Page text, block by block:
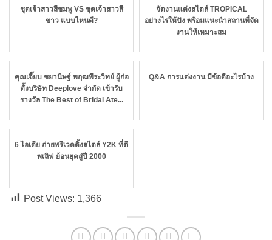
ชุดเจ้าสาวสีชมพู VS ชุดเจ้าสาวสี
ขาว แบบไหนดี?
จัดงานแต่งสไตล์ TROPICAL
อย่างไรให้ปัง พร้อมแนะนำสถานที่จัด
งานให้เหมาะสม
คุณเจี๊ยบ ชยานิษฐ์ พฤฒพีระวิทย์ ผู้ก่อ
ตั้งบริษัท Deeplove จำกัด เข้ารับ
รางวัล The Best of Bridal Ate...
Q&A การแต่งงาน มีข้อดีอะไรบ้าง
6 ไอเดีย ถ่ายพรีเวดดิ้งสไตล์ Y2K ที่ดี
พเลิฟ ย้อนยุคสู่ปี 2000
Post Views: 1,366